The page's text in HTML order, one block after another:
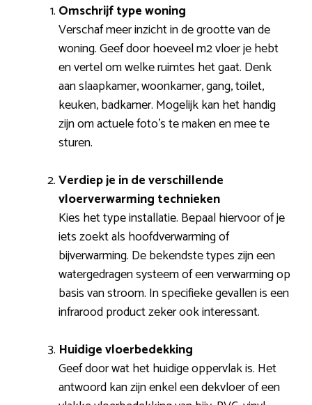
Omschrijf type woning
Verschaf meer inzicht in de grootte van de
woning. Geef door hoeveel m2 vloer je hebt
en vertel om welke ruimtes het gaat. Denk
aan slaapkamer, woonkamer, gang, toilet,
keuken, badkamer. Mogelijk kan het handig
zijn om actuele foto’s te maken en mee te
sturen.
Verdiep je in de verschillende
vloerverwarming technieken
Kies het type installatie. Bepaal hiervoor of je
iets zoekt als hoofdverwarming of
bijverwarming. De bekendste types zijn een
watergedragen systeem of een verwarming op
basis van stroom. In specifieke gevallen is een
infrarood product zeker ook interessant.
Huidige vloerbedekking
Geef door wat het huidige oppervlak is. Het
antwoord kan zijn enkel een dekvloer of een